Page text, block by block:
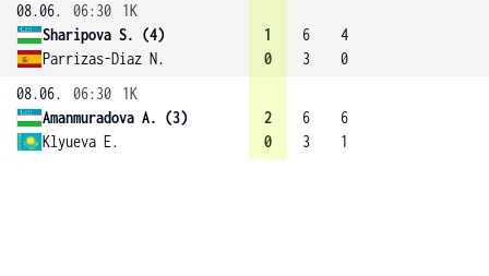
08.06.
06:30
1K
Sharipova S. (4)
Parrizas-Diaz N.
1
0
6
3
4
0
08.06.
06:30
1K
Amanmuradova A. (3)
Klyueva E.
2
0
6
3
6
1